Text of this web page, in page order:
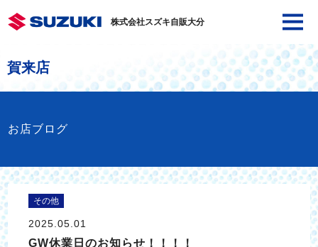
株式会社スズキ自販大分
賀来店
お店ブログ
その他
2025.05.01
GW休業日のお知らせ！！！！